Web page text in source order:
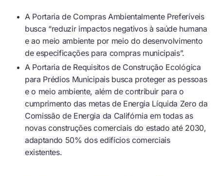
A Portaria de Compras Ambientalmente Preferíveis
busca “reduzir impactos negativos à saúde humana
e ao meio ambiente por meio do desenvolvimento
de especificações para compras municipais”.
A Portaria de Requisitos de Construção Ecológica
para Prédios Municipais busca proteger as pessoas
e o meio ambiente, além de contribuir para o
cumprimento das metas de Energia Líquida Zero da
Comissão de Energia da Califórnia em todas as
novas construções comerciais do estado até 2030,
adaptando 50% dos edifícios comerciais
existentes.